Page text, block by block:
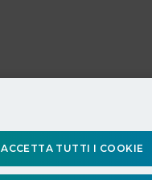
ACCETTA TUTTI I COOKIE